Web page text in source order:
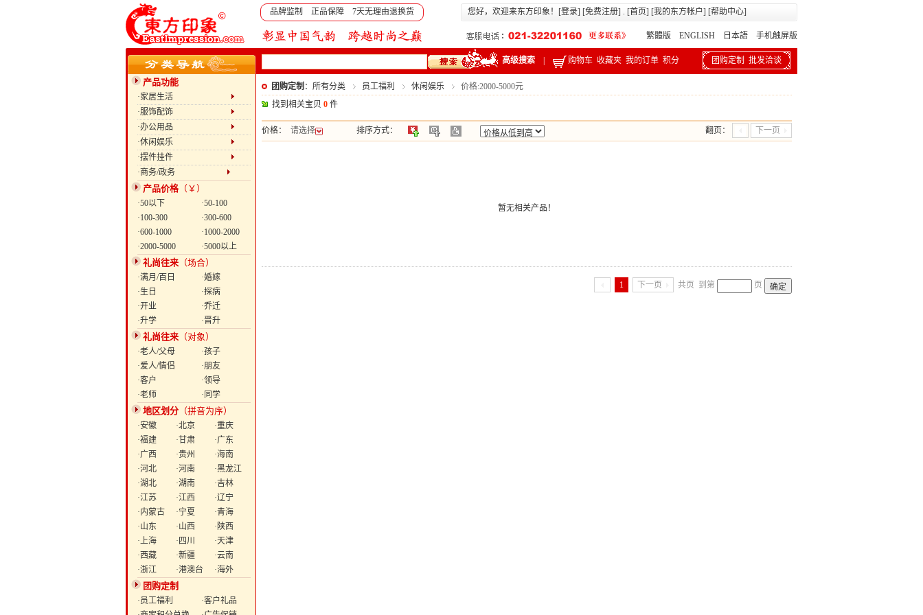
品牌监制 正品保障 7天无理由退换货 您好，欢迎来东方印象！[登录] [免费注册] . [首页] [我的东方帐户] [帮助中心]
繁體版 ENGLISH 日本語 手机触屏版
高级搜索 购物车 收藏夹 我的订单 积分 团购定制 批发洽谈
产品功能
·家居生活
·服饰配饰
·办公用品
·休闲娱乐
·摆件挂件
·商务/政务
产品价格（￥）
·50以下
·50-100
·100-300
·300-600
·600-1000
·1000-2000
·2000-5000
·5000以上
礼尚往来 （场合）
·满月/百日
·婚嫁
·生日
·探病
·开业
·乔迁
·升学
·晋升
礼尚往来 （对象）
·老人/父母
·孩子
·爱人/情侣
·朋友
·客户
·领导
·老师
·同学
地区划分 （拼音为序）
·安徽 ·北京
·重庆
·福建
·甘肃
·广东
·广西
·贵州
·海南
·河北
·河南
·黑龙江
·湖北
·湖南
·吉林
·江苏
·江西
·辽宁
·内蒙古
·宁夏
·青海
·山东
·山西
·陕西
·上海
·四川
·天津
·西藏
·新疆
·云南
·浙江
·港澳台 ·海外
团购定制
·员工福利
·客户礼品
团购定制 ：所有分类 员工福利 休闲娱乐
价格:2000-5000元
找到相关宝贝 0 件
价格： 请选择 排序方式： 翻页： 下一页
暂无相关产品！
1 下一页 共页 到第 页